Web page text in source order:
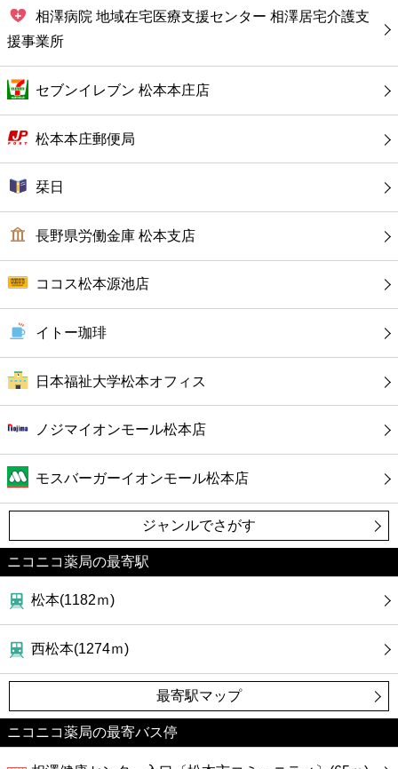
銀行
公共
相澤病院 地域在宅医療支援センター 相澤居宅介護支
援事業所
セブンイレブン 松本本庄店
松本本庄郵便局
栞日
長野県労働金庫 松本支店
ココス松本源池店
イトー珈琲
日本福祉大学松本オフィス
ノジマイオンモール松本店
モスバーガーイオンモール松本店
ジャンルでさがす
ニコニコ薬局の最寄駅
松本(1182ｍ)
西松本(1274ｍ)
最寄駅マップ
ニコニコ薬局の最寄バス停